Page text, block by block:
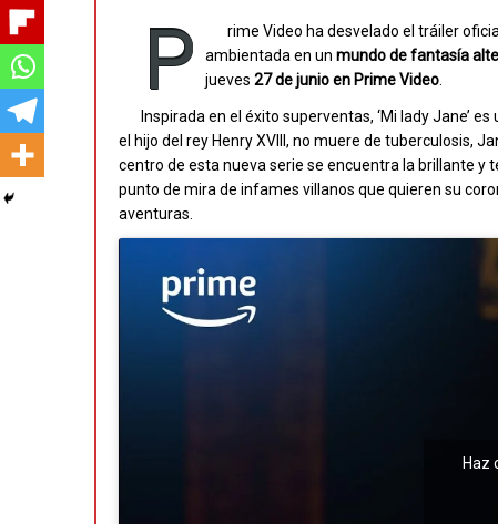
P
rime Video ha desvelado el tráiler
ambientada en un mundo de fantasía
jueves 27 de junio en Prime Video
Inspirada en el éxito superventas, ‘Mi lady Jane’
el hijo del rey Henry XVIII, no muere de tuberculosis,
centro de esta nueva serie se encuentra la brillante y
punto de mira de infames villanos que quieren su
aventuras.
Haz